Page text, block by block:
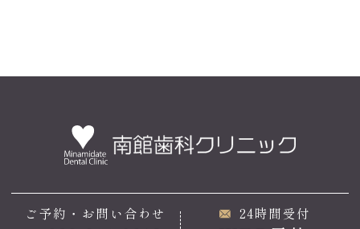
ご予約・お問い合わせ 24時間受付